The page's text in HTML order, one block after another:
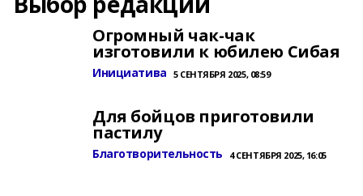
Огромный чак-чак
изготовили к юбилею Сибая
Инициатива 5 СЕНТЯБРЯ 2025, 08:59
Для бойцов приготовили
пастилу
Благотворительность 4 СЕНТЯБРЯ 2025, 16:05